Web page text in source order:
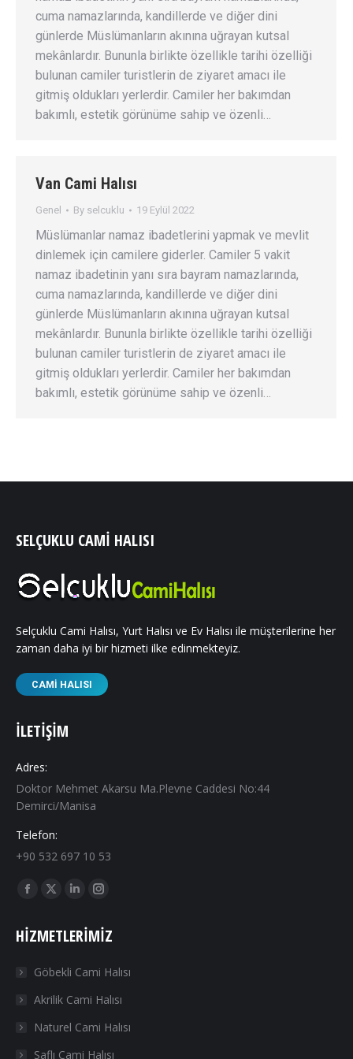
cuma namazlarında, kandillerde ve diğer dini
günlerde Müslümanların akınına uğrayan kutsal
mekânlardır. Bununla birlikte özellikle tarihi özelliği
bulunan camiler turistlerin de ziyaret amacı ile
gitmiş oldukları yerlerdir. Camiler her bakımdan
bakımlı, estetik görünüme sahip ve özenli…
Van Cami Halısı
Genel By selcuklu 19 Eylül 2022
Müslümanlar namaz ibadetlerini yapmak ve mevlit
dinlemek için camilere giderler. Camiler 5 vakit
namaz ibadetinin yanı sıra bayram namazlarında,
cuma namazlarında, kandillerde ve diğer dini
günlerde Müslümanların akınına uğrayan kutsal
mekânlardır. Bununla birlikte özellikle tarihi özelliği
bulunan camiler turistlerin de ziyaret amacı ile
gitmiş oldukları yerlerdir. Camiler her bakımdan
bakımlı, estetik görünüme sahip ve özenli…
SELÇUKLU CAMI HALISI
Selçuklu Cami Halısı, Yurt Halısı ve Ev Halısı ile müşterilerine her
zaman daha iyi bir hizmeti ilke edinmekteyiz.
CAMI HALISI
İLETIŞIM
Adres:
Doktor Mehmet Akarsu Ma.Plevne Caddesi No:44
Demirci/Manisa
Telefon:
+90 532 697 10 53
Find us on:
Facebook
opens
new
window
X
opens
new
window
Linkedin
opens
new
window
Instagram
opens
new
window
HIZMETLERIMIZ
Göbekli Cami Halısı
Akrilik Cami Halısı
Naturel Cami Halısı
Saflı Cami Halısı